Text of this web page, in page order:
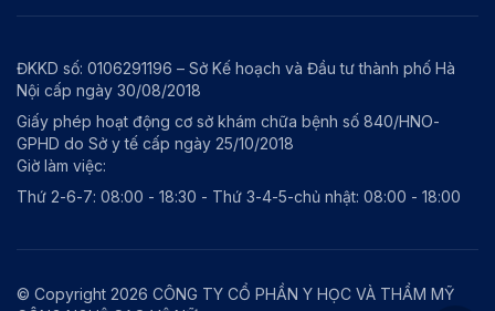
ĐKKD số: 0106291196 – Sở Kế hoạch và Đầu tư thành phố Hà
Nội cấp ngày 30/08/2018
Giấy phép hoạt động cơ sở khám chữa bệnh số 840/HNO-
GPHD do Sở y tế cấp ngày 25/10/2018
Giờ làm việc:
Thứ 2-6-7: 08:00 - 18:30 - Thứ 3-4-5-chủ nhật: 08:00 - 18:00
© Copyright 2026 CÔNG TY CỔ PHẦN Y HỌC VÀ THẨM MỸ